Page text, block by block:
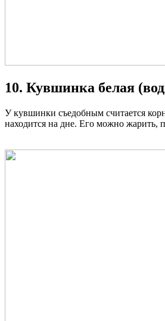
10. Кувшинка белая
У кувшинки съедобным считается
находится на дне. Его можно жарить,